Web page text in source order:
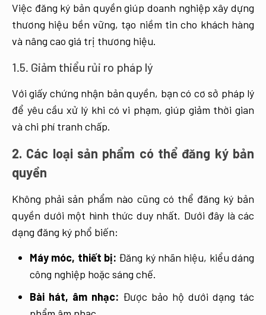
Việc đăng ký bản quyền giúp doanh nghiệp xây dựng
thương hiệu bền vững, tạo niềm tin cho khách hàng
và nâng cao giá trị thương hiệu.
1.5. Giảm thiểu rủi ro pháp lý
Với giấy chứng nhận bản quyền, bạn có cơ sở pháp lý
để yêu cầu xử lý khi có vi phạm, giúp giảm thời gian
và chi phí tranh chấp.
2. Các loại sản phẩm có thể đăng ký bản
quyền
Không phải sản phẩm nào cũng có thể đăng ký bản
quyền dưới một hình thức duy nhất. Dưới đây là các
dạng đăng ký phổ biến:
Máy móc, thiết bị: Đăng ký nhãn hiệu, kiểu dáng
công nghiệp hoặc sáng chế.
Bài hát, âm nhạc: Được bảo hộ dưới dạng tác